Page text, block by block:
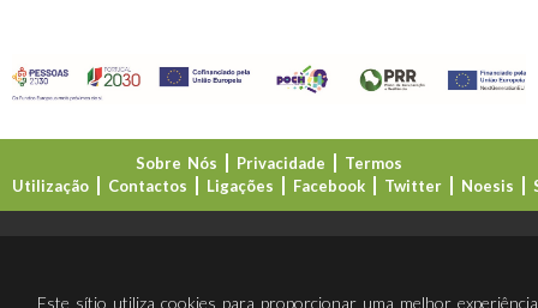
Sobre Nós Privacidade
Termos
Utilização
Contactos Ligações Facebook Twitter Noesis
Este sítio utiliza cookies para proporcionar uma melhor